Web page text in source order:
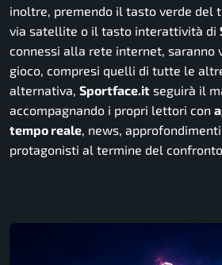
inoltre, premendo il tasto verde del
via satellite o il tasto interattività di
connessi alla rete internet, saranno
gioco, compresi quelli di tutte le
alternativa, Sportface.it seguirà il
accompagnando i propri lettori con
tempo reale, news,
protagonisti al termine del